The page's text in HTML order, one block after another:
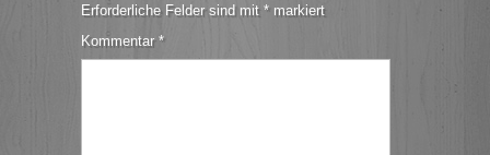
Erforderliche Felder sind mit * markiert
Kommentar*